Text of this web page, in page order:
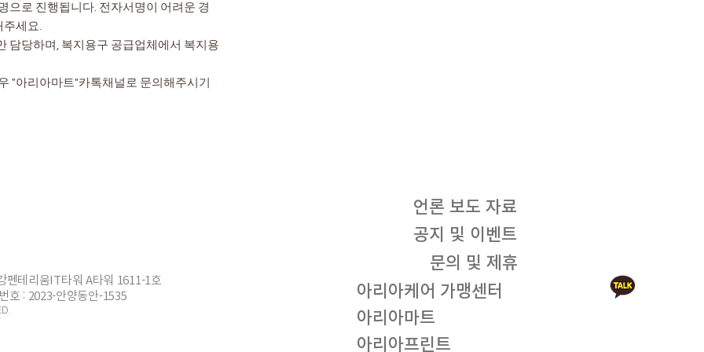
으로 진행됩니다. 전자서명이 어려운 경
세요.
담당하며, 복지용구 공급업체에서 복지용
"아리아마트"카톡채널로 문의해주시기
펜테리움IT타워 A타워 1611-1호
호 : 2023-안양동안-1535
언론 보도 자료
공지 및 이벤트
문의 및 제휴
아리아케어 가맹센터
아리아마트
아리아프린트